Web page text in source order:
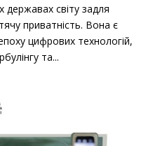
світу задля
приватність. Вона є
цифрових технологій,
та...